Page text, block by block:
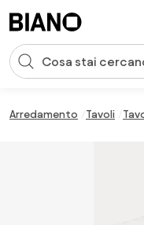
Input della ricerca
Arredamento Tavoli